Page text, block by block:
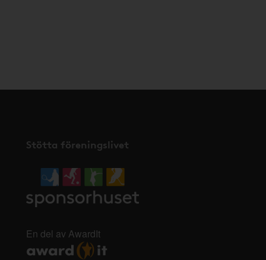
Stötta föreningslivet
En del av AwardIt